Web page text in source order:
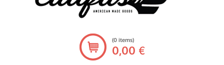
(0 items)
0,00 €